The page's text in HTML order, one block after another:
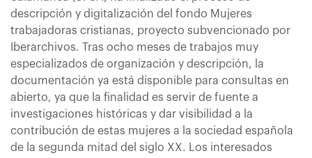
descripción y digitalización del fondo Mujeres
trabajadoras cristianas, proyecto subvencionado por
Iberarchivos. Tras ocho meses de trabajos muy
especializados de organización y descripción, la
documentación ya está disponible para consultas en
abierto, ya que la finalidad es servir de fuente a
investigaciones históricas y dar visibilidad a la
contribución de estas mujeres a la sociedad española
de la segunda mitad del siglo XX. Los interesados